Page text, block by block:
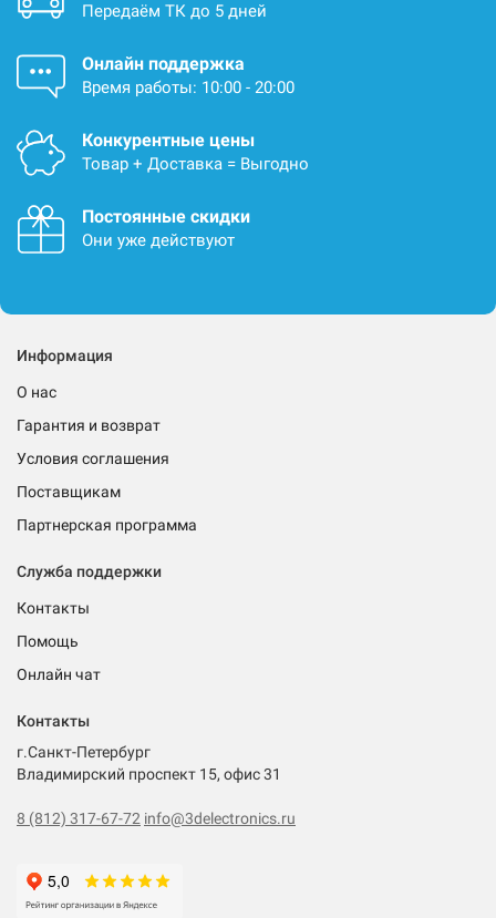
Передаём ТК до 5 дней
Онлайн поддержка
Время работы: 10:00 - 20:00
Конкурентные цены
Товар + Доставка = Выгодно
Постоянные скидки
Они уже действуют
Информация
О нас
Гарантия и возврат
Условия соглашения
Поставщикам
Партнерская программа
Служба поддержки
Контакты
Помощь
Онлайн чат
Контакты
г.Санкт-Петербург
Владимирский проспект 15, офис 31
8 (812) 317-67-72 info@3delectronics.ru